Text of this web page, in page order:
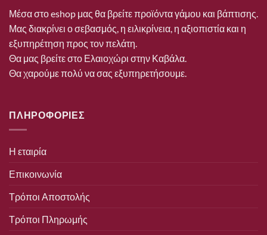
Μέσα στο eshop μας θα βρείτε προϊόντα γάμου και βάπτισης.
Μας διακρίνει ο σεβασμός, η ειλικρίνεια, η αξιοπιστία και η
εξυπηρέτηση προς τον πελάτη.
Θα μας βρείτε στο Ελαιοχώρι στην Καβάλα.
Θα χαρούμε πολύ να σας εξυπηρετήσουμε.
ΠΛΗΡΟΦΟΡΙΕΣ
Η εταιρία
Επικοινωνία
Τρόποι Αποστολής
Τρόποι Πληρωμής